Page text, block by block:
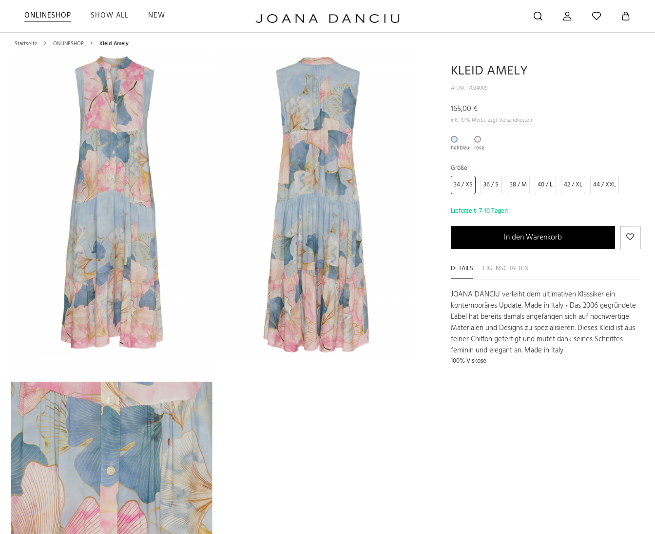
ONLINESHOP SHOW ALL NEW
Startseite ONLINESHOP Kleid Amely
KLEID AMELY
Art.Nr.: 7024009
165,00 €
inkl. 19 % MwSt. zzgl. Versandkosten
hellblau rose
Größe
34 / XS
36 / S 38 / M 40 / L 42 / XL 44 / XXL
Lieferzeit:7-10 Tagen
In den Warenkorb
DETAILS EIGENSCHAFTEN
JOANA DANCIU verleiht dem ultimativen Klassiker ein
kontemporäres Update. Made in Italy - Das 2006 gegründete
Label hat bereits damals angefangen sich auf hochwertige
Materialen und Designs zu spezialisieren. Dieses Kleid ist aus
feiner Chiffon gefertigt und mutet dank seines Schnittes
feminin und elegant an. Made in Italy
100% Viskose